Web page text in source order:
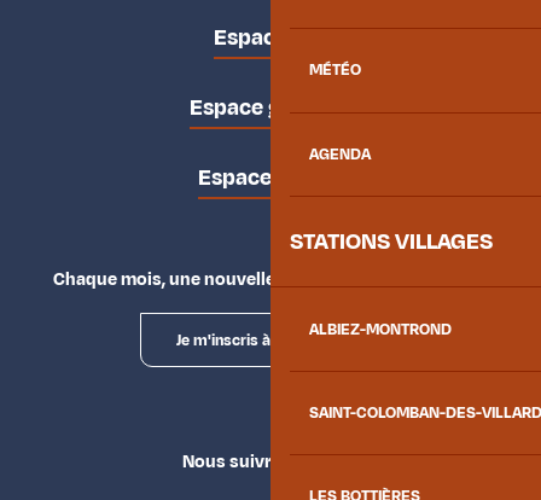
MÉTÉO
AGENDA
STATIONS VILLAGES
ALBIEZ-MONTROND
SAINT-COLOMBAN-DES-
Espace pro
Espace groupes
Espace presse
Chaque mois, une nouvelle façon d'explorer la vallée.
Je m'inscris à la newsletter
Nous suivre